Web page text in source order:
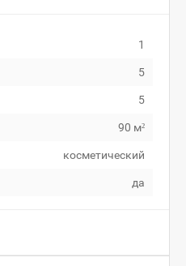
1
5
5
90 м²
косметический
да